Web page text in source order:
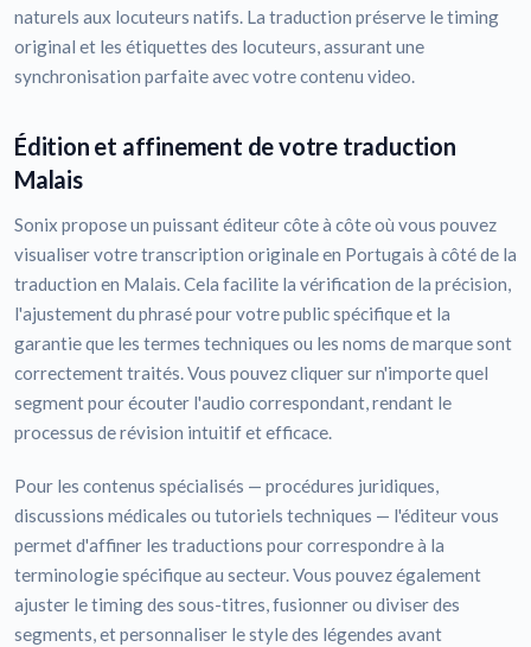
naturels aux locuteurs natifs. La traduction préserve le timing
original et les étiquettes des locuteurs, assurant une
synchronisation parfaite avec votre contenu video.
Édition et affinement de votre traduction
Malais
Sonix propose un puissant éditeur côte à côte où vous pouvez
visualiser votre transcription originale en Portugais à côté de la
traduction en Malais. Cela facilite la vérification de la précision,
l'ajustement du phrasé pour votre public spécifique et la
garantie que les termes techniques ou les noms de marque sont
correctement traités. Vous pouvez cliquer sur n'importe quel
segment pour écouter l'audio correspondant, rendant le
processus de révision intuitif et efficace.
Pour les contenus spécialisés — procédures juridiques,
discussions médicales ou tutoriels techniques — l'éditeur vous
permet d'affiner les traductions pour correspondre à la
terminologie spécifique au secteur. Vous pouvez également
ajuster le timing des sous-titres, fusionner ou diviser des
segments, et personnaliser le style des légendes avant